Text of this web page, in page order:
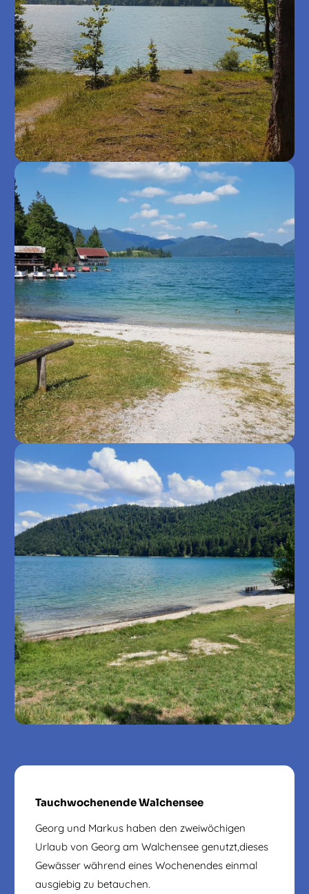
Tauchwochenende Walchensee
Georg und Markus haben den zweiwöchigen
Urlaub von Georg am Walchensee genutzt,dieses
Gewässer während eines Wochenendes einmal
ausgiebig zu betauchen.